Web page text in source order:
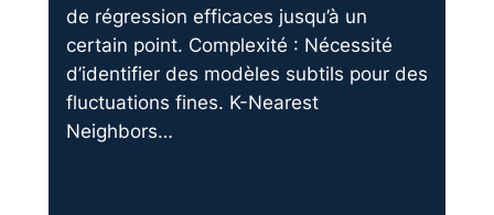
de régression efficaces jusqu’à un
certain point. Complexité : Nécessité
d’identifier des modèles subtils pour des
fluctuations fines. K-Nearest
Neighbors…